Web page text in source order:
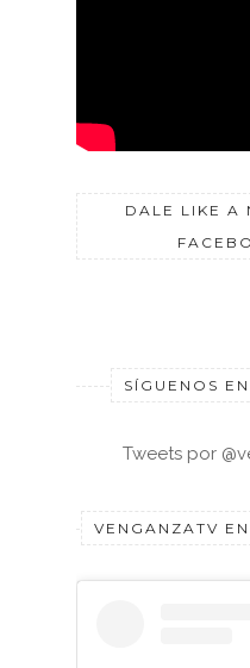
DALE LIKE A
SÍGUENOS
Tweets por
VENGANZATV